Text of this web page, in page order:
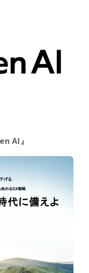
AI』